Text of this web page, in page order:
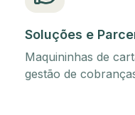
Soluções e
Maquininhas de
gestão de